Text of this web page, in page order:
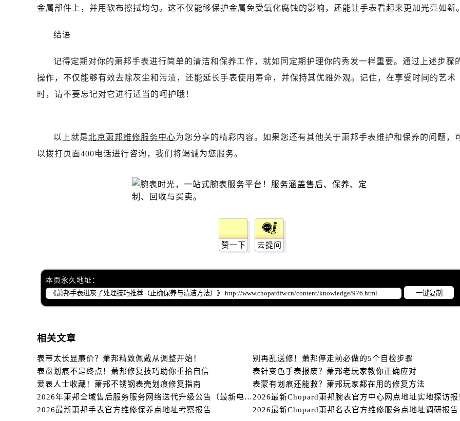
黑龙江省绥化市北林区新华街与康庄路交叉口萧邦售后服务中心（需提前预约）
吉林省白山市浑江区浑江大街萧邦售后服务中心（需提前预约）
吉林省梅河口市新华街道梅河大街萧邦售后服务中心（需提前预约）
吉林省通化市东昌区环通乡江南大街萧邦售后服务中心（需提前预约）
吉林省延边市延吉市解放路萧邦售后服务中心（需提前预约）
辽宁省本溪市平山区胜利路萧邦售后服务中心（需提前预约）
辽宁省朝阳市双塔区新华路萧邦售后服务中心（需提前预约）
辽宁省抚顺市新抚区东一路萧邦售后服务中心（需提前预约）
辽宁省阜新市海州区解放大街萧邦售后服务中心（需提前预约）
辽宁省锦州市古塔区中央大街萧邦售后服务中心（需提前预约）
辽宁省辽阳市白塔区新运大街萧邦售后服务中心（需提前预约）
辽宁省盘锦市兴隆台区石油大街萧邦售后服务中心（需提前预约）
辽宁省沈阳市沈河区中街路83号亨得利名表维修授权店1楼萧邦售后服务中心（需提前预约）
北京市朝阳区建国门外大街甲6号华熙国际中心D座11层1102室萧邦售后服务中心（需提前预约）
北京市东城区东长安街1号王府井东方广场W3座6层602室萧邦售后服务中心（需提前预约）
河北省保定市竞秀区朝阳北大街北国先天下萧邦售后服务中心（需提前预约）
内蒙古自治区阿拉善盟市左旗土尔扈特大街萧邦售后服务中心（需提前预约）
金属部件上，并用软布擦拭均匀。这不仅能够保护金属免受氧化腐蚀的影响，还能让手表看起来更加光亮如新
结语
记得定期对你的萧邦手表进行简单的清洁和保养工作，就如同定期护理你的秀发一样重要。通过上述步骤
操作，不仅能够有效去除灰尘和污渍，还能延长手表使用寿命，并保持其优雅外观。记住，在享受时间的艺术
时，请不要忘记对它进行适当的呵护哦！
以上就是北京萧邦维修服务中心为您分享的精彩内容。如果您还有其他关于萧邦手表维护和保养的问题，
以拨打页面400电话进行咨询，我们将竭诚为您服务。
赞一下 去提问
本页永久地址：
一键复制
相关文章
表带太长显廉价？萧邦精致佩戴从调整开始！
别再乱送修！萧邦停走前必做的5个自检步骤
表盘划痕不是终点！萧邦修复技巧助你重拾自信
表针变色手表报废？萧邦老玩家教你正确应对
爱表人士收藏！萧邦不锈钢表壳划痕修复指南
表蒙有划痕还能救？萧邦玩家都在用的修复方法
2026年萧邦全域售后服务服务网络迭代升级公告（最新电话及地址）2026最新Chopard萧邦腕表官方中心网点地址实地探访报
2026最新萧邦手表官方维修保养点地址考察报告
2026最新Chopard萧邦名表官方维修服务点地址调研报告